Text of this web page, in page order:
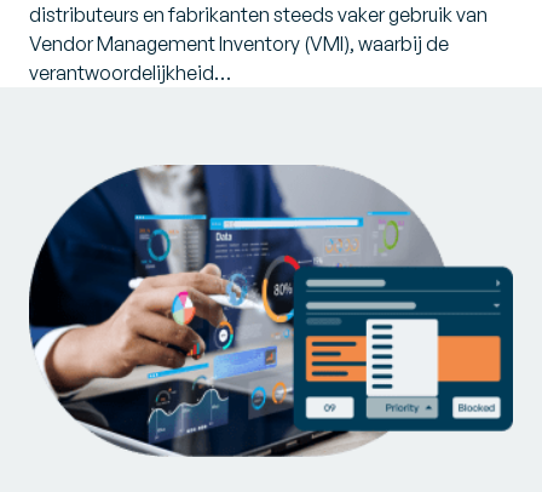
distributeurs en fabrikanten steeds vaker gebruik van
Vendor Management Inventory (VMI), waarbij de
verantwoordelijkheid…